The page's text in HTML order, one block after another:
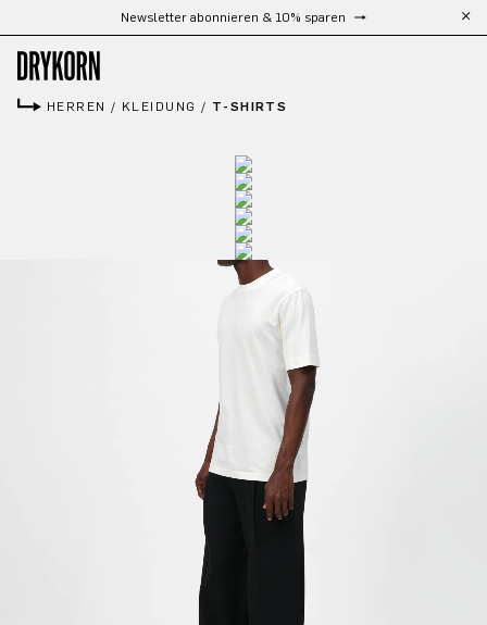
Zum Hauptinhalt springenKostenloser Versand ab 300 €
HERREN / KLEIDUNG / T-SHIRTS